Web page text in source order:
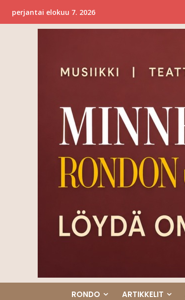
perjantai elokuu 7. 2026
RONDO ARTIKKELIT